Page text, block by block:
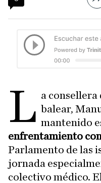
L a consellera
balear,
mantenido
enfrentamiento
Parlamento de las
jornada
colectivo médico.